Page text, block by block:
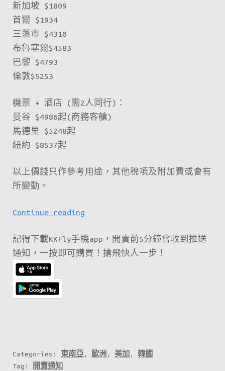
新加坡 $1809
首爾 $1934
三藩市 $4310
布魯塞爾$4583
巴黎 $4793
倫敦$5253
機票 + 酒店 (需2人同行)：
曼谷 $4986起(商務客艙)
馬德里 $5248起
紐約 $8537起
以上價錢只作參考用途，其他稅項及附加費或會有
所變動。
Continue reading新
期
fanfares
記
記得下載KKFly手機app，開賣前5分鐘會收到推送
通知，一按即可購買！搶飛快人一步！
Categories: 東南亞, 歐洲 , 美加 , 韓國
Tag:
開賣通知